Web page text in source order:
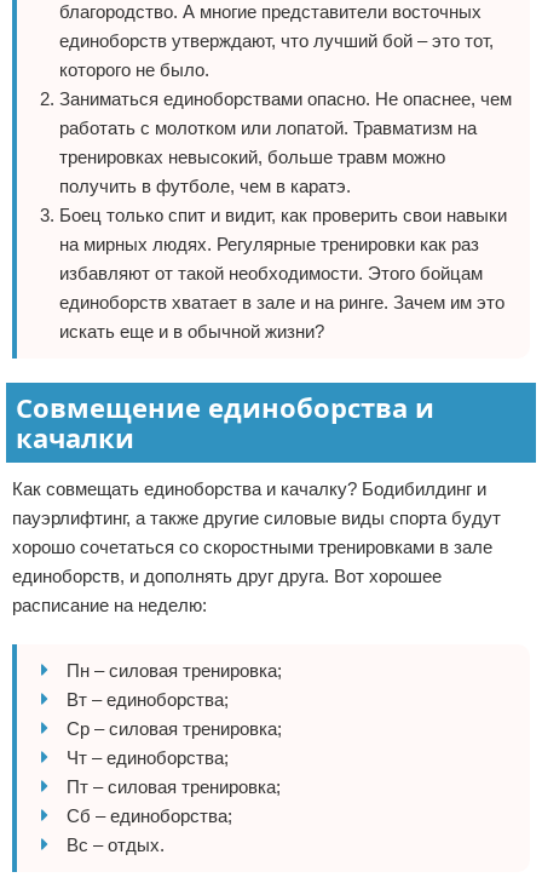
благородство. А многие представители восточных
единоборств утверждают, что лучший бой – это тот,
которого не было.
Заниматься единоборствами опасно. Не опаснее, чем
работать с молотком или лопатой. Травматизм на
тренировках невысокий, больше травм можно
получить в футболе, чем в каратэ.
Боец только спит и видит, как проверить свои навыки
на мирных людях. Регулярные тренировки как раз
избавляют от такой необходимости. Этого бойцам
единоборств хватает в зале и на ринге. Зачем им это
искать еще и в обычной жизни?
Совмещение единоборства и
качалки
Как совмещать единоборства и качалку? Бодибилдинг и
пауэрлифтинг, а также другие силовые виды спорта будут
хорошо сочетаться со скоростными тренировками в зале
единоборств, и дополнять друг друга. Вот хорошее
расписание на неделю:
Пн – силовая тренировка;
Вт – единоборства;
Ср – силовая тренировка;
Чт – единоборства;
Пт – силовая тренировка;
Сб – единоборства;
Вс – отдых.